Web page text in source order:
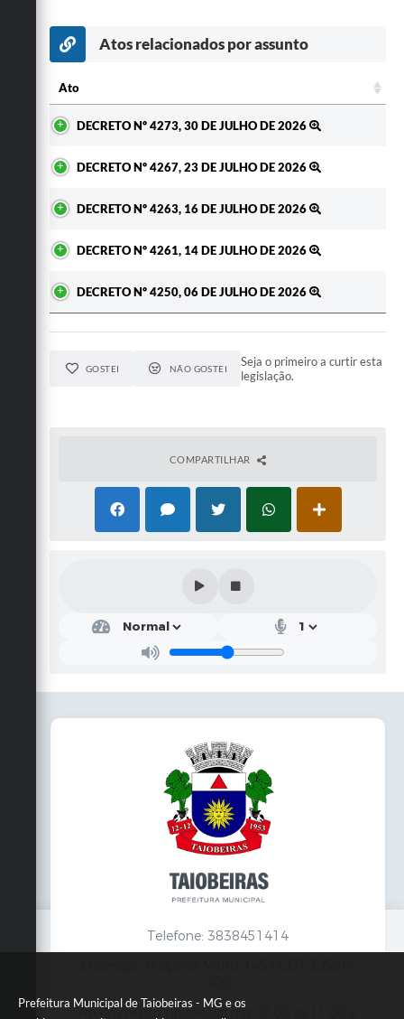
Prefeitura Municipal de Taiobeiras - MG e os
Atos relacionados por assunto
Ato
DECRETO Nº 4273, 30 DE JULHO DE 2026
DECRETO Nº 4267, 23 DE JULHO DE 2026
DECRETO Nº 4263, 16 DE JULHO DE 2026
DECRETO Nº 4261, 14 DE JULHO DE 2026
DECRETO Nº 4250, 06 DE JULHO DE 2026
GOSTEI NÃO GOSTEI
Seja o primeiro a curtir esta
legislação.
COMPARTILHAR
Telefone: 3838451414
Atendimento presencial das 07:00 às 11:00 e